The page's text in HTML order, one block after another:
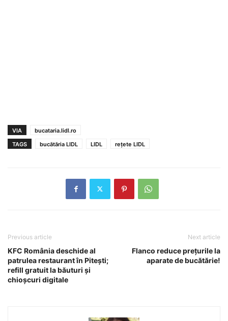
VIA
bucataria.lidl.ro
TAGS
bucătăria LIDL LIDL rețete LIDL
Previous article
KFC România deschide al
patrulea restaurant în Pitești;
refill gratuit la băuturi și
chioșcuri digitale
Next article
Flanco reduce prețurile la
aparate de bucătărie!